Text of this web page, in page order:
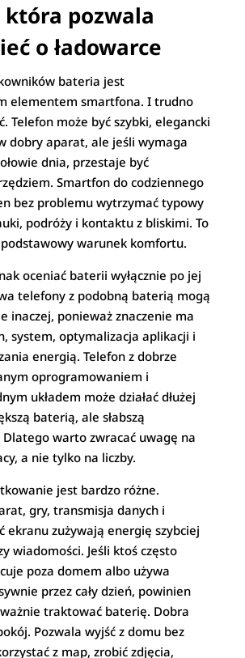
pozwala
o ładowarce
bateria jest
elementem smartfona. I trudno
Telefon może być szybki, elegancki
dobry aparat, ale jeśli wymaga
dnia, przestaje być
Smartfon do codziennego
bez problemu wytrzymać typowy
podróży i kontaktu z bliskimi. To
warunek komfortu.
oceniać baterii wyłącznie po jej
telefony z podobną baterią mogą
inaczej, ponieważ znaczenie ma
system, optymalizacja aplikacji i
energią. Telefon z dobrze
oprogramowaniem i
układem może działać dłużej
baterią, ale słabszą
warto zwracać uwagę na
a nie tylko na liczby.
jest bardzo różne.
gry, transmisja danych i
ekranu zużywają energię szybciej
wiadomości. Jeśli ktoś często
poza domem albo używa
przez cały dzień, powinien
traktować baterię. Dobra
Pozwala wyjść z domu bez
z map, zrobić zdjęcia,